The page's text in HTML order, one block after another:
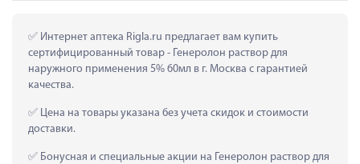
Интернет аптека Rigla.ru предлагает вам купить
сертифицированный товар - Генеролон раствор для
наружного применения 5% 60мл в г. Москва с гарантией
качества.
Цена на товары указана без учета скидок и стоимости
доставки.
Бонусная и специальные акции на Генеролон раствор для